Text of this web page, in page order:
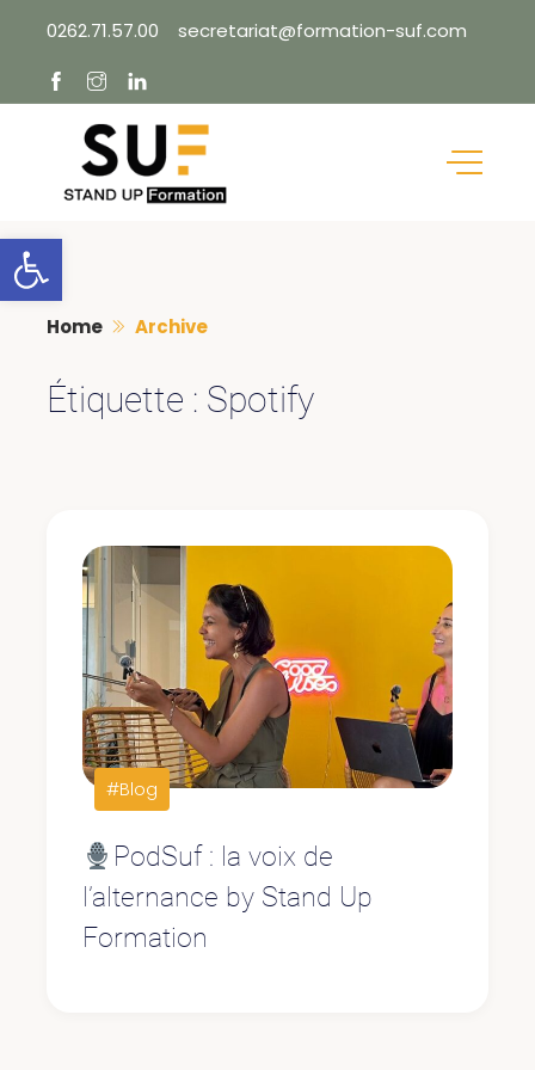
Ouvrir la barre d’outils
content
0262.71.57.00 secretariat@formation-suf.com
Home Archive
Étiquette : Spotify
#Blog
PodSuf : la voix de
l’alternance by Stand Up
Formation